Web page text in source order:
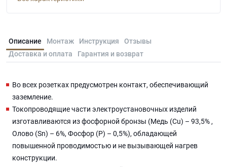
Описание Монтаж Инструкция
Отзывы
Доставка и оплата
Гарантия и возврат
Во всех розетках предусмотрен контакт, обеспечивающий
заземление.
Токопроводящие части электроустановочных изделий
изготавливаются из фосфорной бронзы (Медь (Cu) – 93,5% ,
Олово (Sn) – 6%, Фосфор (P) – 0,5%), обладающей
повышенной проводимостью и не вызывающей нагрев
конструкции.